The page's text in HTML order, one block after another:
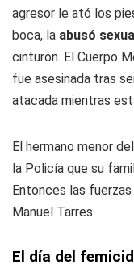
agresor le ató los
boca, la abusó
cinturón. El Cuerpo
fue asesinada tras
atacada mientras
El hermano menor
la Policía que su
Entonces las
Manuel Tarres.
El día del